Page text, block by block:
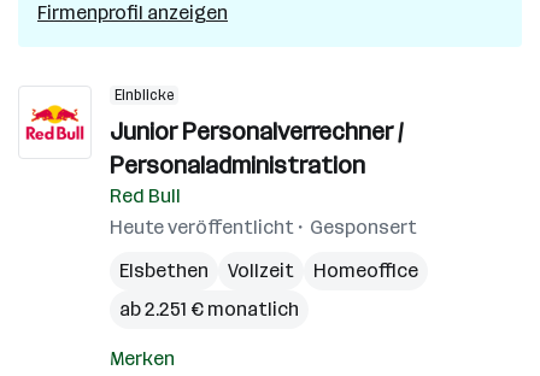
Firmenprofil anzeigen
Einblicke
Junior Personalverrechner /
Personaladministration
Red Bull
Heute veröffentlicht
Gesponsert
Elsbethen
Vollzeit
Homeoffice
ab 2.251 € monatlich
Merken